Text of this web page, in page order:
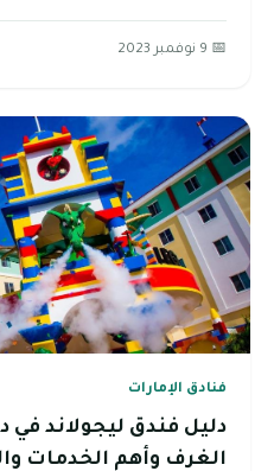
📅 9 نوفمبر 2023
فنادق الإمارات
دليل فندق ليجولاند في
الغرف وأهم الخدمات